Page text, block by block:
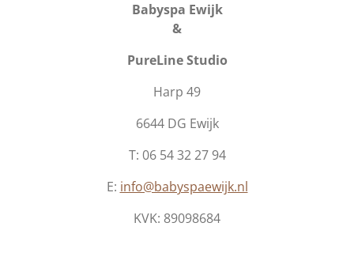
Babyspa Ewijk
&
PureLine Studio
Harp 49
6644 DG Ewijk
T: 06 54 32 27 94
E: info@babyspaewijk.nl
KVK: 89098684